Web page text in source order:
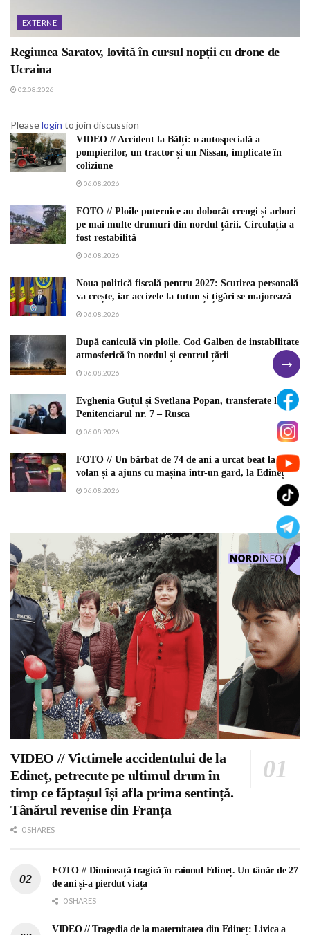
EXTERNE
Regiunea Saratov, lovită în cursul nopții cu drone de
Ucraina
02.08.2026
Pleaselogin to join discussion
VIDEO // Accident la Bălți: o autospecială a
pompierilor, un tractor și un Nissan, implicate în
coliziune
06.08.2026
FOTO // Ploile puternice au doborât crengi și arbori
pe mai multe drumuri din nordul țării. Circulația a
fost restabilită
06.08.2026
Noua politică fiscală pentru 2027: Scutirea personală
va crește, iar accizele la tutun și țigări se majorează
06.08.2026
După caniculă vin ploile. Cod Galben de instabilitate
atmosferică în nordul și centrul țării
06.08.2026
Evghenia Guțul și Svetlana Popan, transferate la
Penitenciarul nr. 7 – Rusca
06.08.2026
FOTO // Un bărbat de 74 de ani a urcat beat la
volan și a ajuns cu mașina într-un gard, la Edineț
06.08.2026
VIDEO // Victimele accidentului de la
Edineț, petrecute pe ultimul drum în
timp ce făptașul își afla prima sentință.
Tânărul revenise din Franța
0 SHARES
FOTO // Dimineață tragică în raionul Edineț. Un tânăr de 27
de ani și-a pierdut viața
0 SHARES
VIDEO // Tragedia de la maternitatea din Edineț: Livica a
→